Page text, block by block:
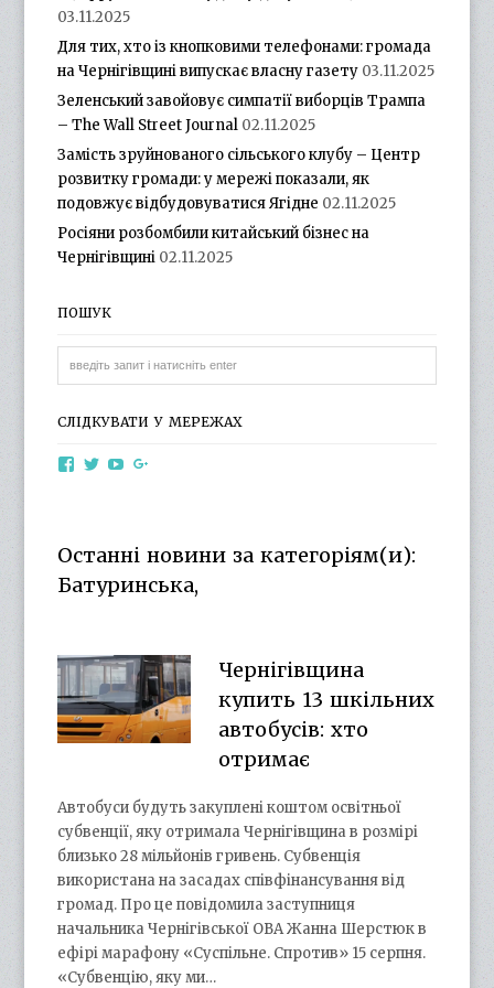
03.11.2025
Для тих, хто із кнопковими телефонами: громада
на Чернігівщині випускає власну газету 03.11.2025
Зеленський завойовує симпатії виборців Трампа
– The Wall Street Journal 02.11.2025
Замість зруйнованого сільського клубу – Центр
розвитку громади: у мережі показали, як
подовжує відбудовуватися Ягідне 02.11.2025
Росіяни розбомбили китайський бізнес на
Чернігівщині 02.11.2025
ПОШУК
СЛІДКУВАТИ У МЕРЕЖАХ
ViewViewView
YouTube
Останні новини за категоріям(и):
Батуринська,
Чернігівщина
купить 13 шкільних
автобусів: хто
отримає
Автобуси будуть закуплені коштом освітньої
субвенції, яку отримала Чернігівщина в розмірі
близько 28 мільйонів гривень. Субвенція
використана на засадах співфінансування від
громад. Про це повідомила заступниця
начальника Чернігівської ОВА Жанна Шерстюк в
ефірі марафону «Суспільне. Спротив» 15 серпня.
«Субвенцію, яку ми…